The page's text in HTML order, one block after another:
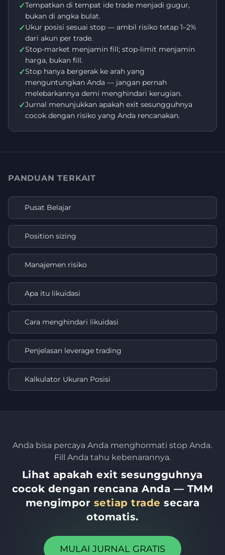
✓Tempatkan di tempat ide trade menjadi gugur,
bukan di angka bulat.
✓Ukur posisi sesuai stop — ambil risiko tetap 1–2%
dari akun per trade.
✓Stop-market menjamin fill; stop-limit menjamin
harga, bukan fill.
✓Stop hanya bergerak ke arah yang
menguntungkan Anda — jangan pernah
melebarkannya demi menghindari kerugian.
✓Jurnal menunjukkan apakah exit sesungguhnya
cocok dengan risiko yang Anda rencanakan.
PANDUAN TERKAIT
Pusat Belajar
Position sizing
Manajemen risiko
Apa itu likuidasi
Cara menghindari likuidasi
Penjelasan leverage trading
Kalkulator Ukuran Posisi
Anda bisa percaya Anda menghormati stop Anda.
Fill Anda tahu kebenarannya.
Lihat apakah exit sesungguhnya
cocok dengan rencana Anda — TMM
mengimpor setiap trade secara
otomatis.
MULAI JURNAL GRATIS